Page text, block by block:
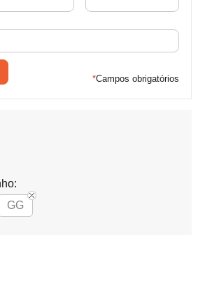
*Campos obrigatórios
GG